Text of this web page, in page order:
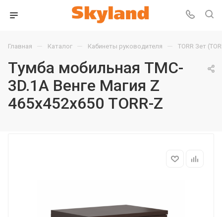
Главная — Каталог — Кабинеты руководителя — TORR Зет
Тумба мобильная TMC-
3D.1A Венге Магия Z
465х452х650 TORR-Z